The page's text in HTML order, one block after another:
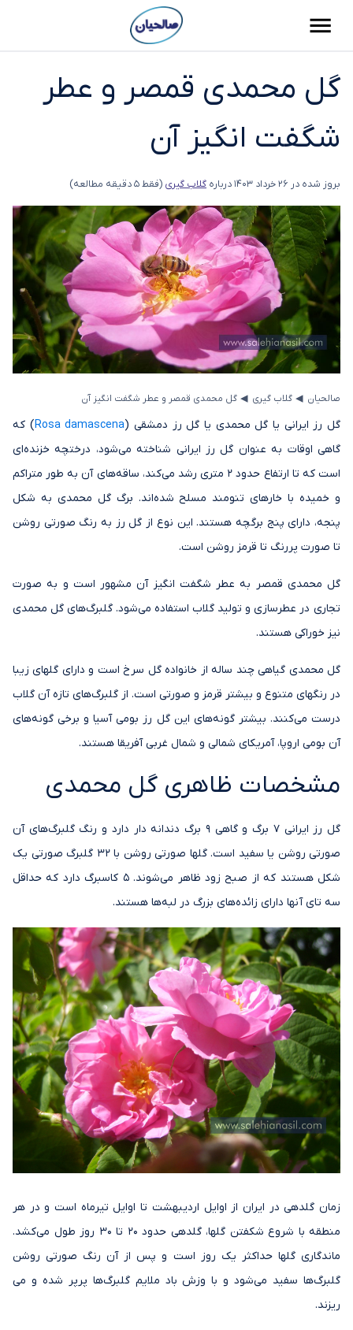
گل محمدی قمصر و عطر
شگفت انگیز آن
بروز شده در 26 خرداد 1403 درباره گلاب گیری (فقط 5 دقیقه مطالعه)
صالحیان ◂ گلاب گیری ◂ گل محمدی قمصر و عطر شگفت انگیز آن
گل رز ایرانی یا گل محمدی یا گل رز دمشقی (Rosa damascena) که
گاهی اوقات به عنوان گل رز ایرانی شناخته می‌شود، درختچه خزنده‌ای
است که تا ارتفاع حدود 2 متری رشد می‌کند، ساقه‌های آن به طور متراکم
و خمیده با خارهای تنومند مسلح شده‌اند. برگ گل محمدی به شکل
پنجه، دارای پنج برگچه هستند. این نوع از گل رز به رنگ صورتی روشن
تا صورت پررنگ تا قرمز روشن است.
گل محمدی قمصر به عطر شگفت انگیز آن مشهور است و به صورت
تجاری در عطرسازی و تولید گلاب استفاده می‌شود. گلبرگ‌های گل محمدی
نیز خوراکی هستند.
گل محمدی گیاهی چند ساله از خانواده گل سرخ است و دارای گلهای زیبا
در رنگهای متنوع و بیشتر قرمز و صورتی است. از گلبرگ‌های تازه آن گلاب
درست می‌کنند. بیشتر گونه‌های این گل رز بومی آسیا و برخی گونه‌های
آن بومی اروپا، آمریکای شمالی و شمال غربی آفریقا هستند.
مشخصات ظاهری گل محمدی
گل رز ایرانی ۷ برگ و گاهی ۹ برگ دندانه دار دارد و رنگ گلبرگ‌های آن
صورتی روشن یا سفید است. گلها صورتی روشن با 32 گلبرگ صورتی یک
شکل هستند که از صبح زود ظاهر می‌شوند. 5 کاسبرگ دارد که حداقل
سه تای آنها دارای زائده‌های بزرگ در لبه‌ها هستند.
زمان گلدهی در ایران از اوایل اردیبهشت تا اوایل تیرماه است و در هر
منطقه با شروع شکفتن گلها، گلدهی حدود 20 تا 30 روز طول می‌کشد.
ماندگاری گلها حداکثر یک روز است و پس از آن رنگ صورتی روشن
گلبرگ‌ها سفید می‌شود و با وزش باد ملایم گلبرگ‌ها پرپر شده و می
ریزند.